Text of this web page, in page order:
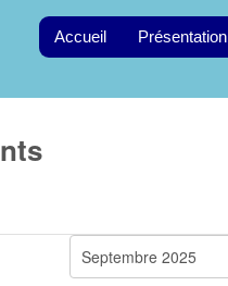
Accueil Présentation